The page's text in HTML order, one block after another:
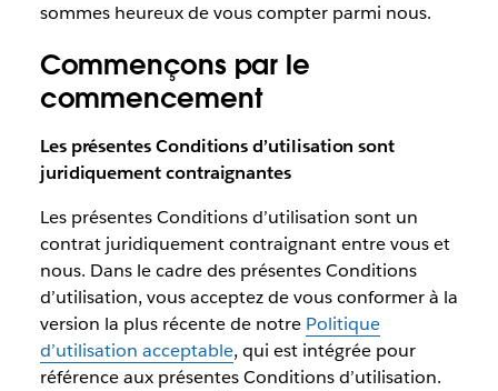
sommes heureux de vous compter parmi nous.
Commençons par le
commencement
Les présentes Conditions d’utilisation sont
juridiquement contraignantes
Les présentes Conditions d’utilisation sont un
contrat juridiquement contraignant entre vous et
nous. Dans le cadre des présentes Conditions
d’utilisation, vous acceptez de vous conformer à la
version la plus récente de notre Politique
d’utilisation acceptable, qui est intégrée pour
référence aux présentes Conditions d’utilisation.